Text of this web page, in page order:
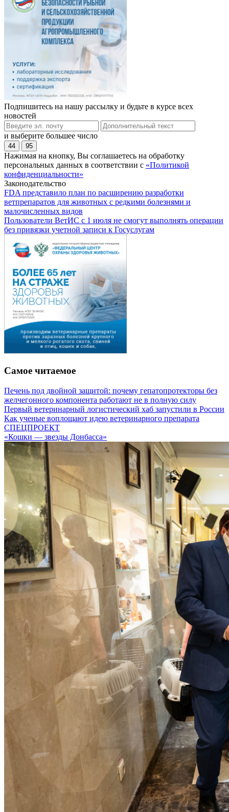
Подпишитесь на нашу рассылку и будьте в курсе всех
новостей
и выберите большее число
44 95
Нажимая на кнопку, Вы соглашаетесь на обработку
персональных данных в соответствии с «Политикой
конфиденциальности»
Законодательство
FDA представило план по расширению разработки
ветпрепаратов для животных с редкими болезнями и
малочисленных видов
Пользователи ВетИС с 1 июля не смогут выполнять операции
без привязки учетной записи к Госуслугам
Самое читаемое
Печень под двойной защитой: почему гепатопротекторы без
желчегонного компонента работают не в полную силу
Первый ветеринарный логистический хаб запустили в России
Как ученые воплощают идею ветеринарного препарата
СПЕЦПРОЕКТ
«Кошки — звезды Донбасса»